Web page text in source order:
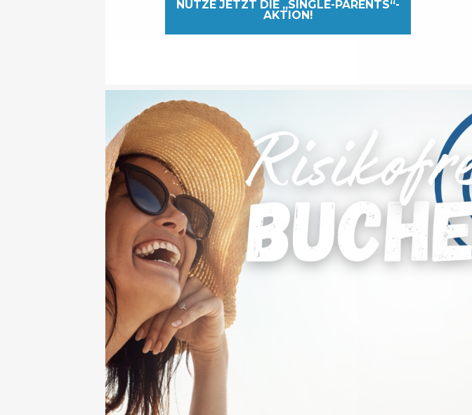
NUTZE JETZT DIE „SINGLE-PARENTS“-
AKTION!